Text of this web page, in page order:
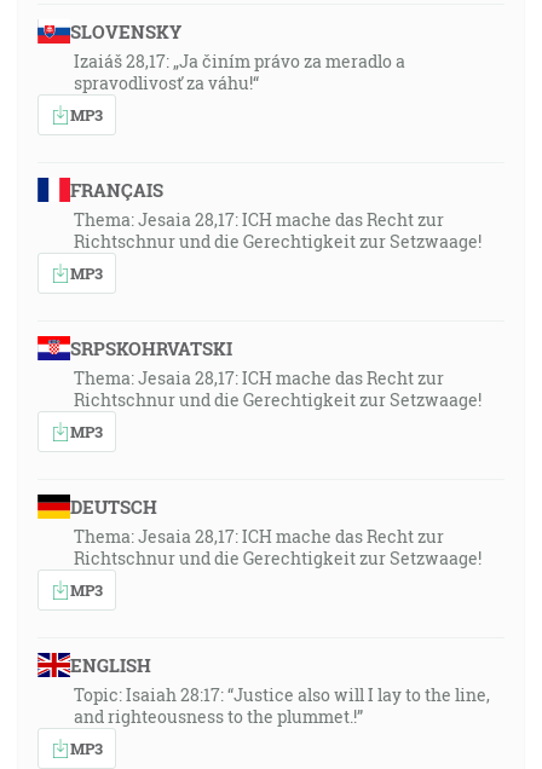
SLOVENSKY
Izaiáš 28,17: „Ja činím právo za meradlo a
spravodlivosť za váhu!“
MP3
FRANÇAIS
Thema: Jesaia 28,17: ICH mache das Recht zur
Richtschnur und die Gerechtigkeit zur Setzwaage!
MP3
SRPSKOHRVATSKI
Thema: Jesaia 28,17: ICH mache das Recht zur
Richtschnur und die Gerechtigkeit zur Setzwaage!
MP3
DEUTSCH
Thema: Jesaia 28,17: ICH mache das Recht zur
Richtschnur und die Gerechtigkeit zur Setzwaage!
MP3
ENGLISH
Topic: Isaiah 28:17: “Justice also will I lay to the line,
and righteousness to the plummet.!”
MP3